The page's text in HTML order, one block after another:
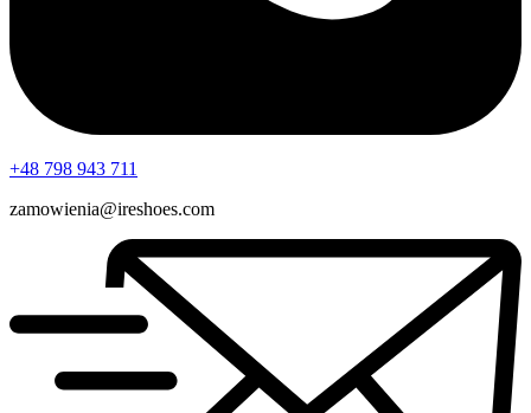
+48 798 943 711
zamowienia@ireshoes.com